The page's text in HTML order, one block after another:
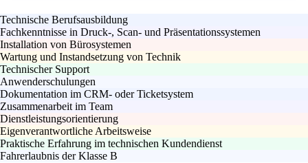
Technische Berufsausbildung
Fachkenntnisse in Druck-, Scan- und Präsentationssystemen
Installation von Bürosystemen
Wartung und Instandsetzung von Technik
Technischer Support
Anwenderschulungen
Dokumentation im CRM- oder Ticketsystem
Zusammenarbeit im Team
Dienstleistungsorientierung
Eigenverantwortliche Arbeitsweise
Praktische Erfahrung im technischen Kundendienst
Fahrerlaubnis der Klasse B